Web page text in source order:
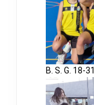
B. S. G. 18-